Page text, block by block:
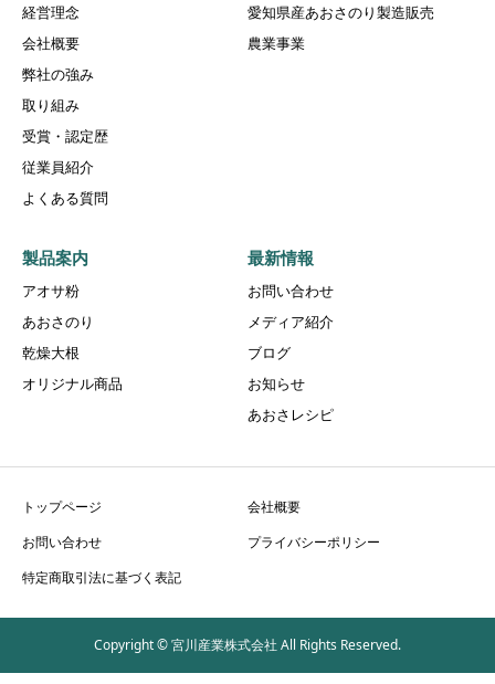
経営理念
会社概要
弊社の強み
取り組み
受賞・認定歴
従業員紹介
よくある質問
愛知県産あおさのり製造販売
農業事業
製品案内
アオサ粉
あおさのり
乾燥大根
オリジナル商品
最新情報
お問い合わせ
メディア紹介
ブログ
お知らせ
あおさレシピ
トップページ
会社概要
お問い合わせ
プライバシーポリシー
特定商取引法に基づく表記
Copyright © 宮川産業株式会社 All Rights Reserved.